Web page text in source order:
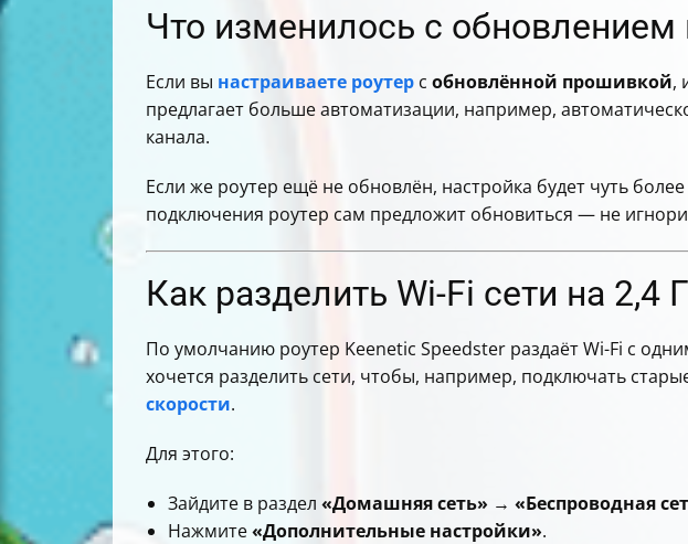
Что изменилось с
Если вы настраиваете роутер с обновлённой прошивкой,
предлагает больше автоматизации, например,
канала.
Если же роутер ещё не обновлён, настройка будет чуть
подключения роутер сам предложит обновиться — не
Как разделить Wi-Fi сети на 2,4
По умолчанию роутер Keenetic Speedster раздаёт Wi-Fi с
хочется разделить сети, чтобы, например, подключать
скорости.
Для этого:
Зайдите в раздел «Домашняя сеть» → «Беспроводная
Нажмите«Дополнительные настройки».